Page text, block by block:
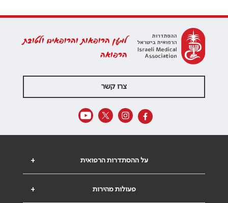
למען הרופאות והרופאים ולטובת
הרפואה
צרו קשר
+ על ההסתדרות הרפואית
+ פעולות מהירות